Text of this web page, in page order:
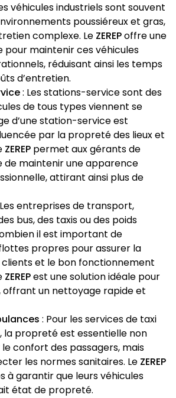
véhicules industriels sont souvent
poussiéreux et gras,
complexe. Le ZEREPoffre une
pour maintenir ces véhicules
réduisant ainsi les temps
d’entretien.
: Les stations-service sont des
de tous types viennent se
d’une station-service est
par la propreté des lieux et
ZEREP permet aux gérants de
maintenir une apparence
attirant ainsi plus de
entreprises de transport,
bus, des taxis ou des poids
il est important de
propres pour assurer la
et le bon fonctionnement
ZEREPest une solution idéale pour
offrant un nettoyage rapide et
: Pour les services de taxi
la propreté est essentielle non
confort des passagers, mais
les normes sanitaires. Le ZEREP
à garantir que leurs véhicules
état de propreté.